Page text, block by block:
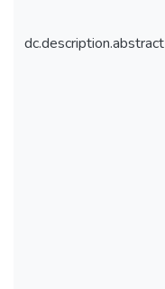
dc.description.abstract